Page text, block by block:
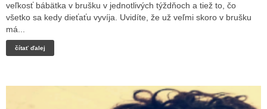
veľkosť bábätka v brušku v jednotlivých týždňoch a tiež to, čo
všetko sa kedy dieťaťu vyvíja. Uvidíte, že už veľmi skoro v brušku
má...
čítať ďalej